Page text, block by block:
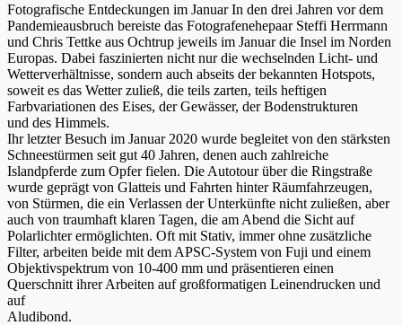
Fotografische Entdeckungen im Januar In den drei Jahren vor dem
Pandemieausbruch bereiste das Fotografenehepaar Steffi Herrmann
und Chris Tettke aus Ochtrup jeweils im Januar die Insel im Norden
Europas. Dabei faszinierten nicht nur die wechselnden Licht- und
Wetterverhältnisse, sondern auch abseits der bekannten Hotspots,
soweit es das Wetter zuließ, die teils zarten, teils heftigen
Farbvariationen des Eises, der Gewässer, der Bodenstrukturen
und des Himmels.
Ihr letzter Besuch im Januar 2020 wurde begleitet von den stärksten
Schneestürmen seit gut 40 Jahren, denen auch zahlreiche
Islandpferde zum Opfer fielen. Die Autotour über die Ringstraße
wurde geprägt von Glatteis und Fahrten hinter Räumfahrzeugen,
von Stürmen, die ein Verlassen der Unterkünfte nicht zuließen, aber
auch von traumhaft klaren Tagen, die am Abend die Sicht auf
Polarlichter ermöglichten. Oft mit Stativ, immer ohne zusätzliche
Filter, arbeiten beide mit dem APSC-System von Fuji und einem
Objektivspektrum von 10-400 mm und präsentieren einen
Querschnitt ihrer Arbeiten auf großformatigen Leinendrucken und
auf
Aludibond.